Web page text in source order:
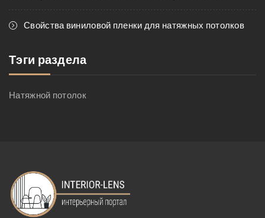
Свойства виниловой пленки для натяжных потолков
Тэги раздела
Натяжной потолок